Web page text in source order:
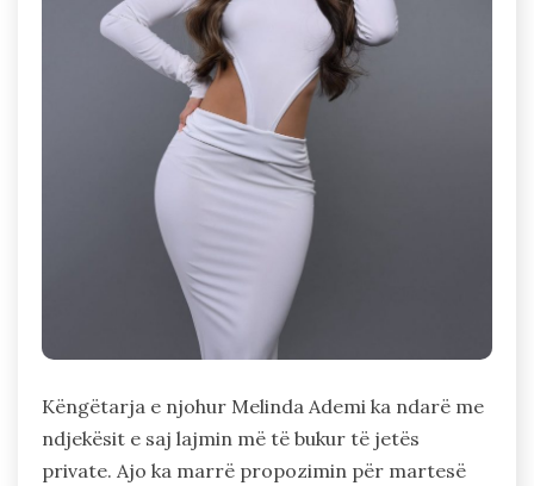
Këngëtarja e njohur Melinda Ademi ka ndarë me
ndjekësit e saj lajmin më të bukur të jetës
private. Ajo ka marrë propozimin për martesë